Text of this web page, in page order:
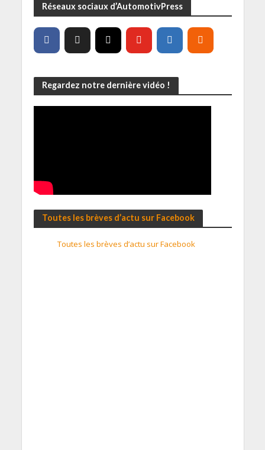
Réseaux sociaux d’AutomotivPress
Regardez notre dernière vidéo !
Toutes les brèves d’actu sur Facebook
Toutes les brèves d’actu sur Facebook